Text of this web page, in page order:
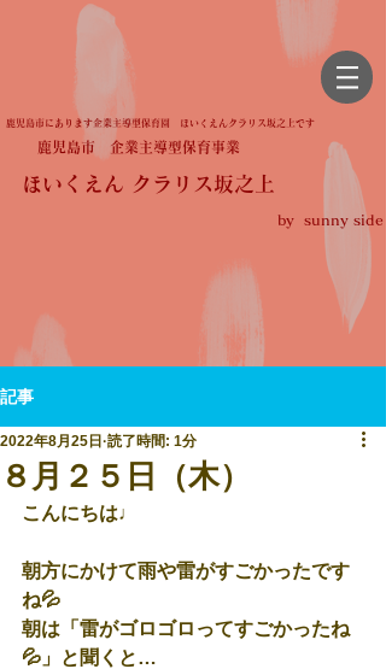
鹿児島市にあります企業主導型保育園 ほいくえんクラリス坂之上です
鹿児島市 企業主導型保育事業
ほいくえん クラリス坂之上
by sunny side
記事
８月２５日（木）
2022年8月25日 読了時間: 1分
こんにちは♩
朝方にかけて雨や雷がすごかったです
ね💦
朝は「雷がゴロゴロってすごかったね
💦」と聞くと…